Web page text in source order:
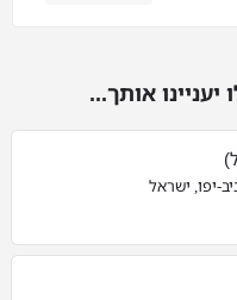
אותך...